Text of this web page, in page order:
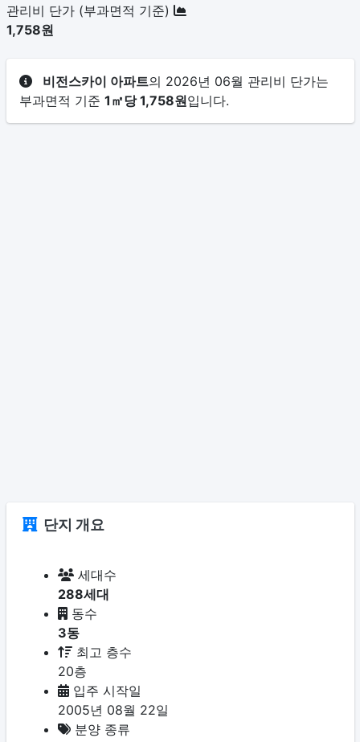
관리비 단가 (부과면적 기준)
1,758원
비전스카이 아파트의 2026년 06월 관리비 단가는
부과면적 기준 1㎡당 1,758원입니다.
단지 개요
세대수
288세대
동수
3동
최고 층수
20층
입주 시작일
2005년 08월 22일
분양 종류